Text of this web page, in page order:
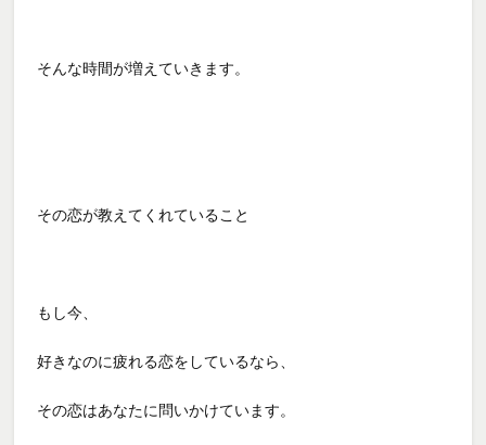
そんな時間が増えていきます。
その恋が教えてくれていること
もし今、
好きなのに疲れる恋をしているなら、
その恋はあなたに問いかけています。